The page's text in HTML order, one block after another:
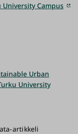
Campus
Urban
University
artikkeli